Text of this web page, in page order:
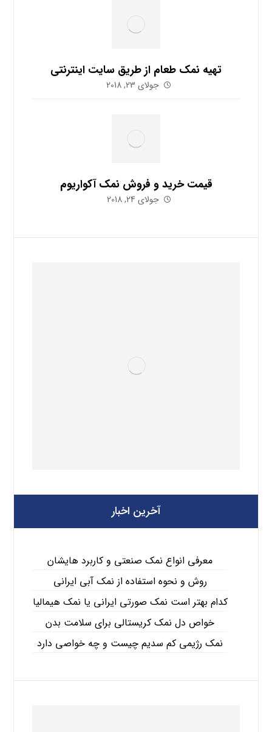
تهیه نمک طعام از طریق سایت اینترنتی
جولای 23, 2018
قیمت خرید و فروش نمک آکواریوم
جولای 24, 2018
آخرین اخبار
معرفی انواع نمک صنعتی و کاربرد هایشان
روش و نحوه استفاده از نمک آبی ایرانی
کدام بهتر است نمک صورتی ایرانی یا نمک هیمالیا
خواص دل نمک کریستالی برای سلامت بدن
نمک رژیمی کم سدیم چیست و چه خواصی دارد